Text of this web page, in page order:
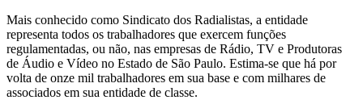
Mais conhecido como Sindicato dos Radialistas, a entidade
representa todos os trabalhadores que exercem funções
regulamentadas, ou não, nas empresas de Rádio, TV e Produtoras
de Áudio e Vídeo no Estado de São Paulo. Estima-se que há por
volta de onze mil trabalhadores em sua base e com milhares de
associados em sua entidade de classe.